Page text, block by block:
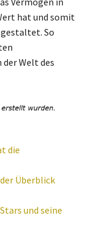
hat und somit
So
Welt des
die
Überblick
und seine